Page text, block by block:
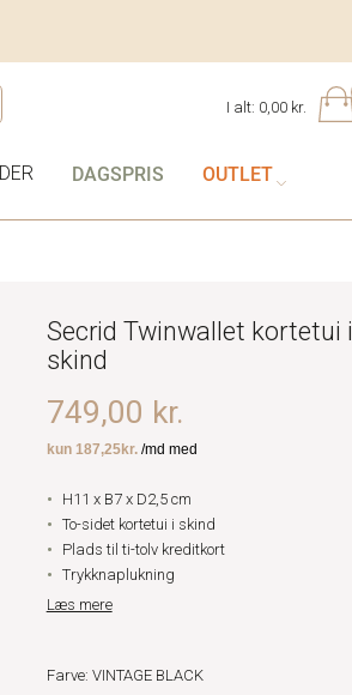
I alt: 0,00 kr.
DAGSPRIS OUTLET
Secrid Twinwallet kortetui i
skind
749,00 kr.
H11 x B7 x D2,5 cm
To-sidet kortetui i skind
Plads til ti-tolv kreditkort
Trykknaplukning
Læs mere
Farve: VINTAGE BLACK